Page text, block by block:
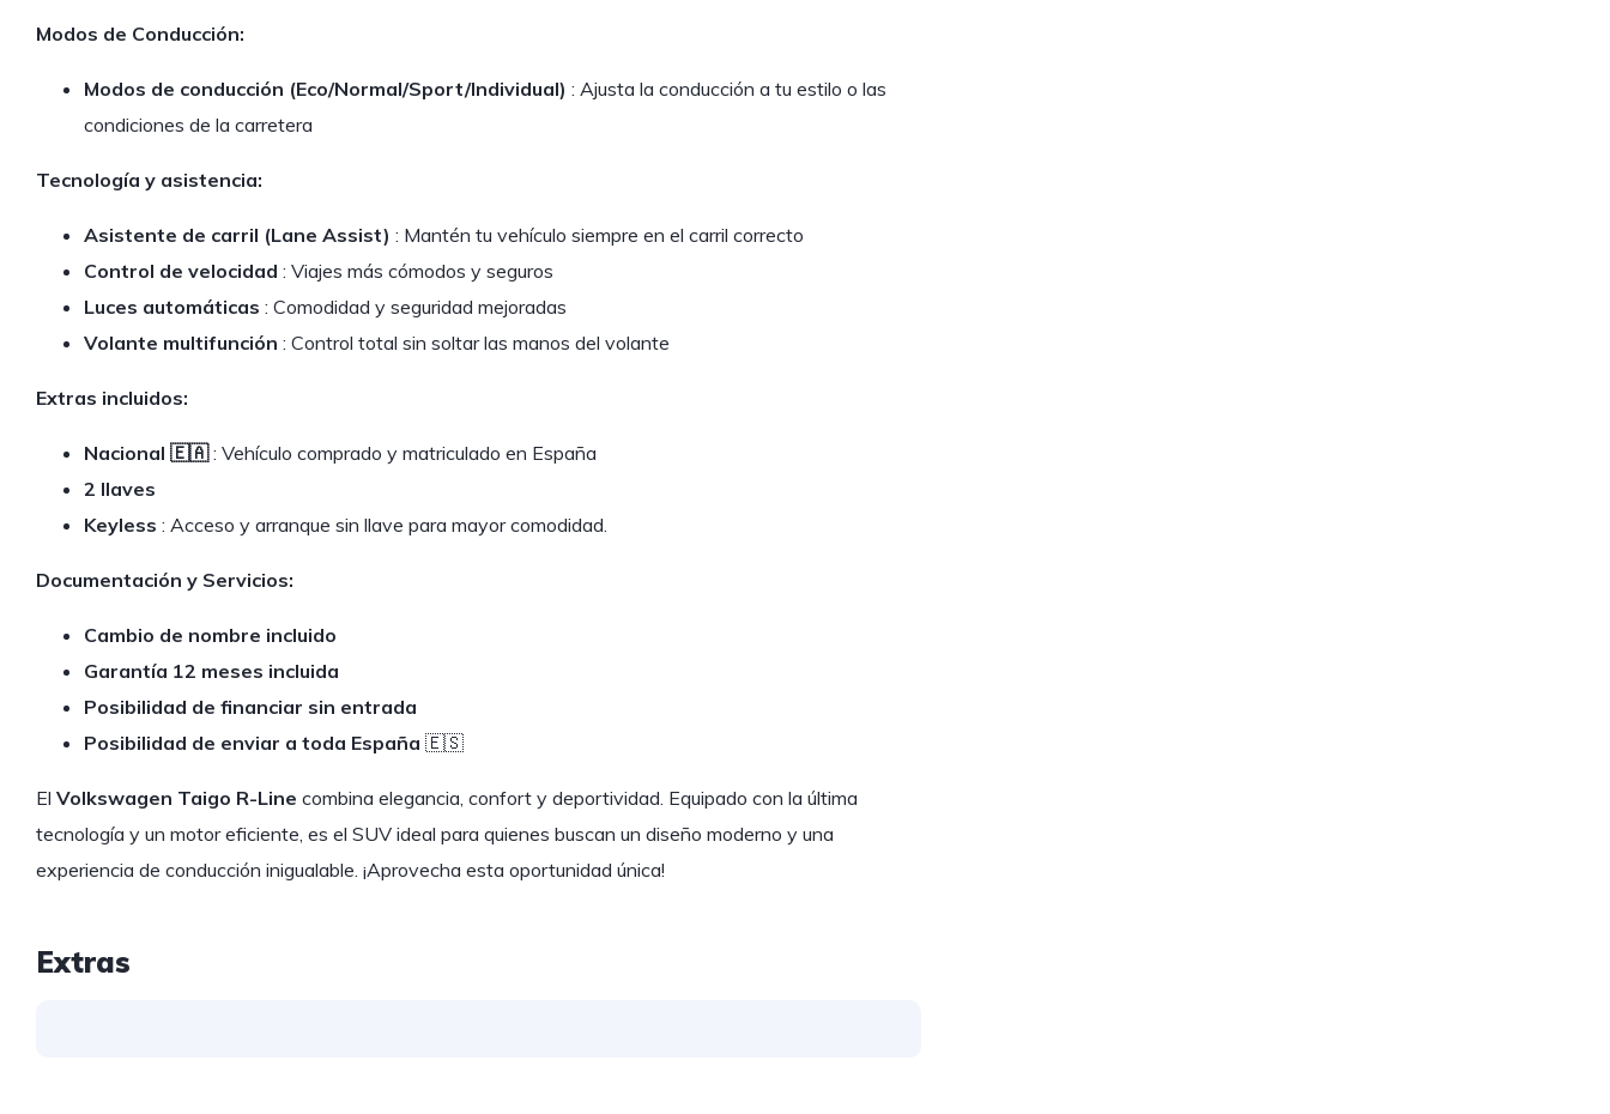
Modos de Conducción:
Modos de conducción (Eco/Normal/Sport/Individual) : Ajusta la conducción a tu estilo o las
condiciones de la carretera
Tecnología y asistencia:
Asistente de carril (Lane Assist) : Mantén tu vehículo siempre en el carril correcto
Control de velocidad : Viajes más cómodos y seguros
Luces automáticas : Comodidad y seguridad mejoradas
Volante multifunción : Control total sin soltar las manos del volante
Extras incluidos:
Nacional 🇪🇦: Vehículo comprado y matriculado en España
2 llaves
Keyless : Acceso y arranque sin llave para mayor comodidad.
Documentación y Servicios:
Cambio de nombre incluido
Garantía 12 meses incluida
Posibilidad de financiar sin entrada
Posibilidad de enviar a toda España 🇪🇸
El Volkswagen Taigo R-Line combina elegancia, confort y deportividad. Equipado con la última
tecnología y un motor eficiente, es el SUV ideal para quienes buscan un diseño moderno y una
experiencia de conducción inigualable. ¡Aprovecha esta oportunidad única!
Extras